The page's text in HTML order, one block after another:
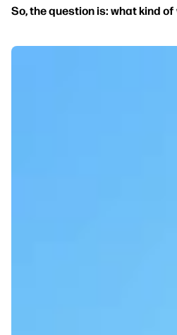
So, the question is: what kind